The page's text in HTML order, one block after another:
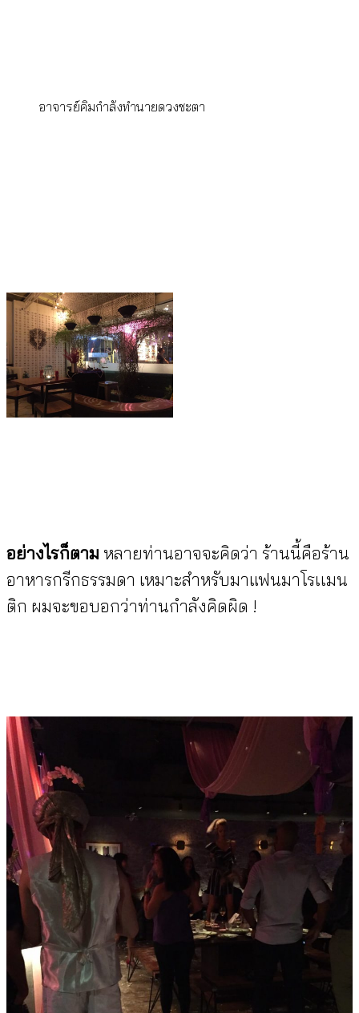
อาจารย์คิมกำลังทำนายดวงชะตา
อย่างไรก็ตาม หลายท่านอาจจะคิดว่า ร้านนี้คือร้าน
อาหารกรีกธรรมดา เหมาะสำหรับมาแฟนมาโรเเมน
ติก ผมจะขอบอกว่าท่านกำลังคิดผิด !